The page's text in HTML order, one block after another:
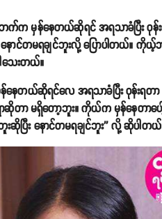
မှန်နေတယ်ဆိုရင် အရသာခံပြီး ဝု
င်တမရချင်ဘူးလို့ ပြောပါတယ်။ ကို
သေးတယ်။
ဆိုရင်လေ အရသာခံပြီး ဝုန်းရတာ အ
မရှိတော့ဘူး။ ကိုယ်က မှန်နေတာပေါ့
ပြီး နောင်တမရချင်ဘူး'' လို့ ဆိုပါတ